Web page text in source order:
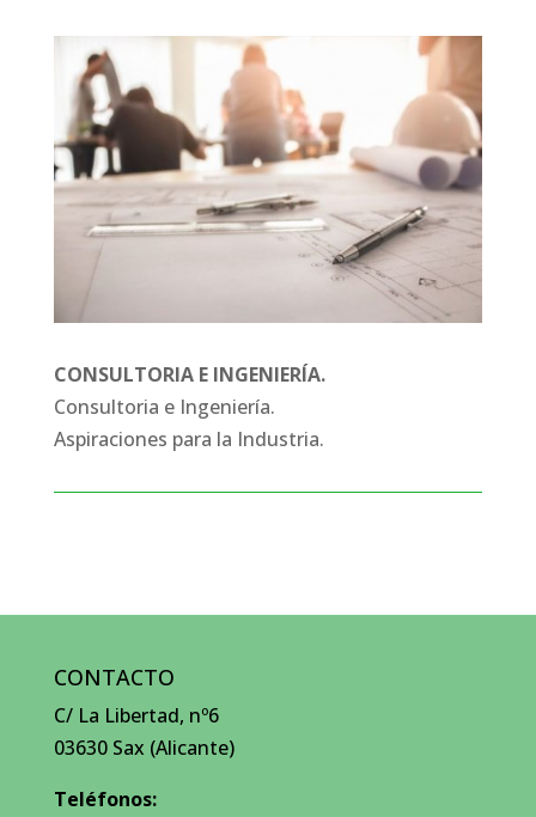
CONSULTORIA E INGENIERÍA.
Consultoria e Ingeniería.
Aspiraciones para la Industria.
CONTACTO
C/ La Libertad, nº6
03630 Sax (Alicante)
Teléfonos: